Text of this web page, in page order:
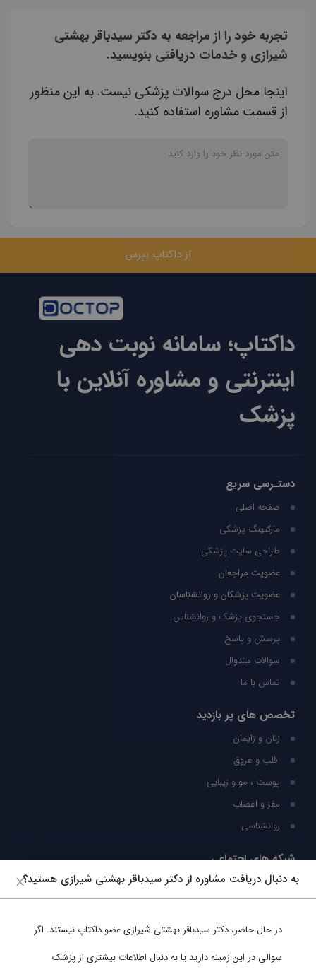
تجربه خود را از مراجعه به دکتر سیدباقر بهشتی
شیرازی و خدمات دریافتی بنویسید.
اینجا محل درج سوالات پزشکی نیست. به این منظور
از قسمت مشاوره استفاده کنید.
از داکتاپ بپرس
داکتاپ؛ سامانه نوبت دهی
اینترنتی و مشاوره آنلاین با
پزشک
دستـرسی سریع
صفحه اصلی
مارکتینگ پزشکی
طراحی سایت پزشکی
عضویت مراجعان
عضویت پزشکان و روانشناسان
جستجوی پزشک و روانشناس
پرسش و پاسخ
سوالات متدوال
تماس با ما
تخصص های پر بازدید
زنان و زایمان
قلب و عروق
پوست ، مو و زیبایی
مغز و اعصاب
روانشناسی
شبکه های اجتماعی
ما را در شبکه های اجتماعی دنبال کنید
به دنبال دریافت مشاوره از دکتر سیدباقر بهشتی شیرازی هستید؟
در حال حاضر، دکتر سیدباقر بهشتی شیرازیعضو داکتاپ نیستند. اگر
سوالی در این زمینه دارید یا به دنبال اطلاعات بیشتری از پزشک